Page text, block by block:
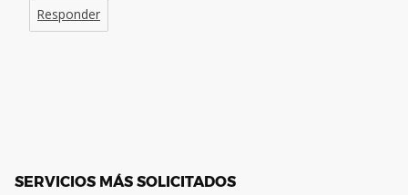
Responder
SERVICIOS MÁS SOLICITADOS